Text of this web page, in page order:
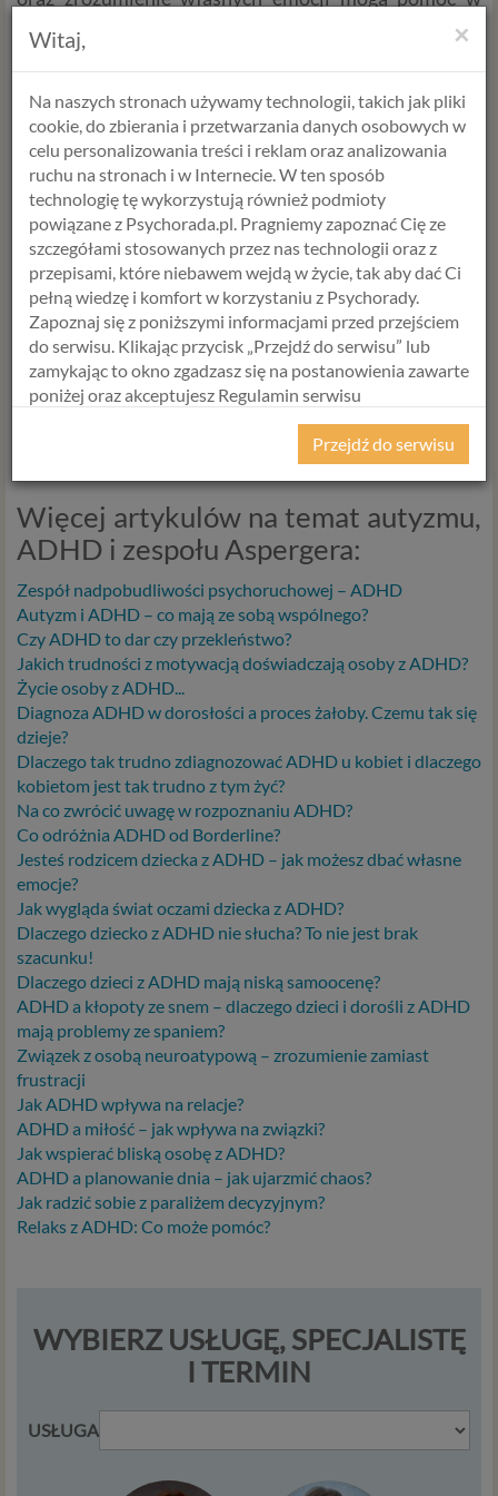
do bardziej świadomego i satysfakcjonującego życia.
Skontaktuj się z nami już dziś – wspólnie stworzymy
przestrzeń, w której każdy może czuć się bezpiecznie.
👉 Diagnoza ADHD podstawowalub diagnozarozszerzona
o test osobowości MMPI >
👉 Konsultacja wstępna >
Do zobaczenia po drugiej stronie
Alicja Krawczyk
mgrpsychologii
Więcej artykulów na temat autyzmu,
ADHD i zespołu Aspergera:
Zespół nadpobudliwości psychoruchowej – ADHD
Autyzm i ADHD – co mają ze sobą wspólnego?
Czy ADHD to dar czy przekleństwo?
Jakich trudności z motywacją doświadczają osoby z ADHD?
Życie osoby z ADHD...
Diagnoza ADHD w dorosłości a proces żałoby. Czemu tak się
dzieje?
Dlaczego tak trudno zdiagnozować ADHD u kobiet i dlaczego
kobietom jest tak trudno z tym żyć?
Na co zwrócić uwagę w rozpoznaniu ADHD?
Co odróżnia ADHD od Borderline?
Jesteś rodzicem dziecka z ADHD – jak możesz dbać własne
emocje?
Jak wygląda świat oczami dziecka z ADHD?
Dlaczego dziecko z ADHD nie słucha? To nie jest brak
szacunku!
Dlaczego dzieci z ADHD mają niską samoocenę?
ADHD a kłopoty ze snem – dlaczego dzieci i dorośli z ADHD
mają problemy ze spaniem?
Związek z osobą neuroatypową – zrozumienie zamiast
frustracji
Jak ADHD wpływa na relacje?
ADHD a miłość – jak wpływa na związki?
Jak wspierać bliską osobę z ADHD?
ADHD a planowanie dnia – jak ujarzmić chaos?
Jak radzić sobie z paraliżem decyzyjnym?
Relaks z ADHD: Co może pomóc?
WYBIERZ USŁUGĘ, SPECJALISTĘ
I TERMIN
USŁUGA
×
Witaj,
Na naszych stronach używamy technologii, takich jak pliki
cookie, do zbierania i przetwarzania danych osobowych w
celu personalizowania treści i reklam oraz analizowania
ruchu na stronach i w Internecie. W ten sposób
technologię tę wykorzystują również podmioty
powiązane z Psychorada.pl. Pragniemy zapoznać Cię ze
szczegółami stosowanych przez nas technologii oraz z
przepisami, które niebawem wejdą w życie, tak aby dać Ci
pełną wiedzę i komfort w korzystaniu z Psychorady.
Zapoznaj się z poniższymi informacjami przed przejściem
do serwisu. Klikając przycisk „Przejdź do serwisu” lub
zamykając to okno zgadzasz się na postanowienia zawarte
poniżej oraz akceptujesz Regulamin serwisu
Psychorada.pl i Politykę Prywatności.
Z dniem 25 maja 2018 r. rozpoczyna obowiązywanie
Rozporządzenie Parlamentu Europejskiego i Rady (UE)
2016/679 z dnia 27 kwietnia 2016 r. w sprawie ochrony
osobowych i w sprawie swobodnego przepływu takich
danych oraz uchylenia dyrektywy 95/46/WE (określane
popularnie jako „RODO”). RODO obowiązywać będzie w
identycznym zakresie we wszystkich krajach Unii
Europejskiej, a więc także w Polsce i wprowadza szereg
zmian w zasadach regulujących przetwarzanie danych
osobowych, które będą miały wpływ na wiele dziedzin
życia, w tym na korzystanie z usług internetowych, takich
jak między innymi usługi serwisu Psychorada.pl. W tej
informacji przedstawiamy skrót najważniejszych
zagadnień dotyczących przetwarzania Twoich danych
osobowych, jakie może mieć miejsce po 25 maja 2018 r. w
związku z korzystaniem z naszych usług. Prosimy Cię o jej
przeczytanie, nie zajmie to więcej niż kilka minut.
Czym są dane osobowe
Dane osobowe to, zgodnie z RODO, informacje o
zidentyfikowanej lub możliwej do zidentyfikowania
osobie fizycznej. W przypadku korzystania z naszego
serwisu takimi danymi są np. adres e-mail, adres IP lub
Twoje dane w serwisie konsultacyjnym czy w innej
usłudze oferowanej przez Psychoradę. Dane osobowe
mogą być zapisywane w plikach cookies lub podobnych
technologiach (np. local storage) instalowanych przez nas
lub naszych Zaufanych Partnerów na naszych stronach i
urządzeniach, których używasz podczas korzystania z
Przetwarzanie danych osobowych wymaga podstawy
prawnej. RODO przewiduje kilka rodzajów takich
podstaw prawnych dla przetwarzania danych, a w
przypadkach korzystania z naszych usług wystąpią, co do
zasady trzy z nich:
Przejdź do serwisu